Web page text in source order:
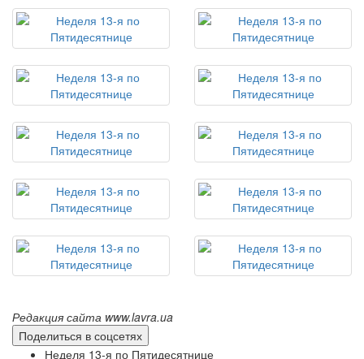
Редакция сайта www.lavra.ua
Поделиться в соцсетях
Неделя 13-я по Пятидесятнице